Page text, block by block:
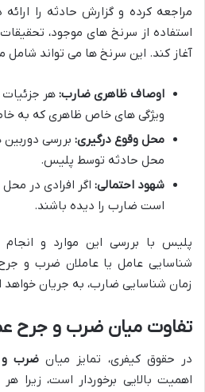
مراجعه کرده و گزارش حادثه را
استفاده از سرنخ های موجود،
آغاز کند. این سرنخ ها می تواند شامل
اوصاف ظاهری ضارب: هر جزئیات
ویژگی های خاص ظاهری که به
محل وقوع درگیری: بررسی
محل حادثه توسط پلیس.
شهود احتمالی: اگر افرادی در
است ضارب را دیده باشند.
پلیس با بررسی این موارد و
شناسایی عامل یا عاملان ضرب و
زمان شناسایی ضارب، به جریان خواهد
تفاوت میان ضرب و جرح
در حقوق کیفری، تمایز میان ضرب
اهمیت بالایی برخوردار است، زیرا